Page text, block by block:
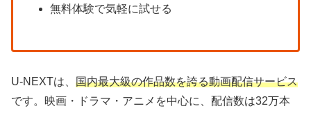
無料体験で気軽に試せる
U-NEXTは、 国内最大級の作品数を誇る動画配信サービス
です。映画・ドラマ・アニメを中心に、配信数は32万本